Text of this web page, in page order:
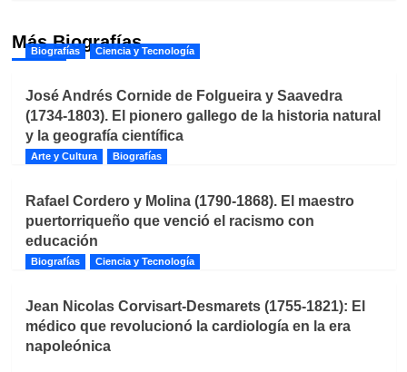
Más Biografías
Biografías Ciencia y Tecnología
José Andrés Cornide de Folgueira y Saavedra
(1734-1803). El pionero gallego de la historia natural
y la geografía científica
Arte y Cultura Biografías
Rafael Cordero y Molina (1790-1868). El maestro
puertorriqueño que venció el racismo con
educación
Biografías Ciencia y Tecnología
Jean Nicolas Corvisart-Desmarets (1755-1821): El
médico que revolucionó la cardiología en la era
napoleónica